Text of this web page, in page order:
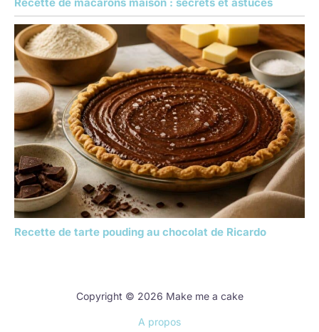
Recette de tarte pouding au chocolat de Ricardo
Copyright © 2026 Make me a cake
A propos